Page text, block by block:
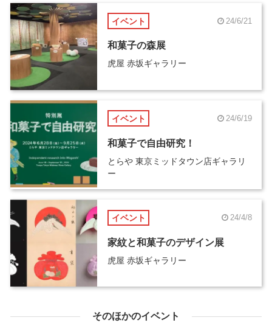
イベント 24/6/21
和菓子の森展
虎屋 赤坂ギャラリー
イベント 24/6/19
和菓子で自由研究！
とらや 東京ミッドタウン店ギャラリ
ー
イベント 24/4/8
家紋と和菓子のデザイン展
虎屋 赤坂ギャラリー
そのほかのイベント